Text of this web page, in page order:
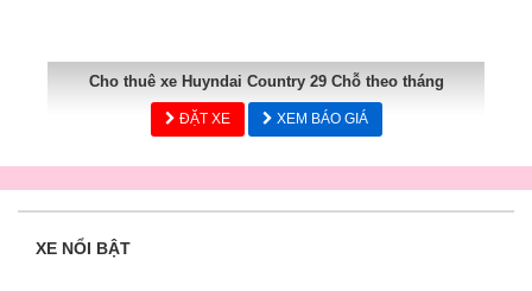
Cho thuê xe Huyndai Country 29 Chỗ theo tháng
ĐẶT XE XEM BÁO GIÁ
XE NỔI BẬT